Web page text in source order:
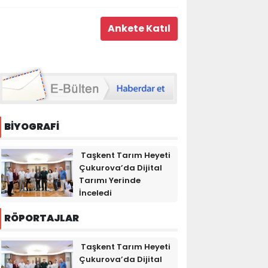
BİYOGRAFİ
Taşkent Tarım Heyeti
Çukurova’da Dijital
Tarımı Yerinde
İnceledi
RÖPORTAJLAR
Taşkent Tarım Heyeti
Çukurova’da Dijital